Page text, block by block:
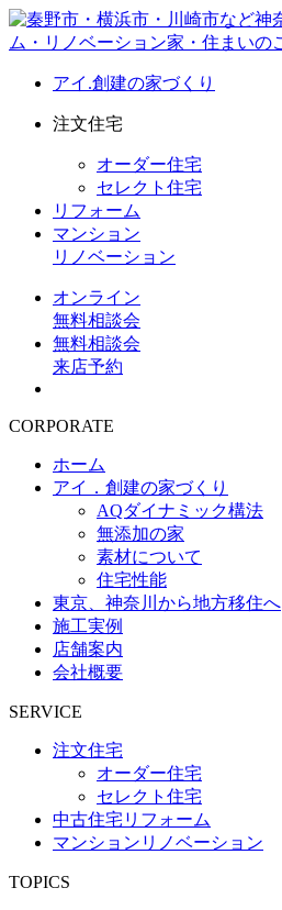
アイ.創建の家づくり
注文住宅
オーダー住宅
セレクト住宅
リフォーム
マンション
リノベーション
オンライン
無料相談会
無料相談会
来店予約
CORPORATE
ホーム
アイ．創建の家づくり
AQダイナミック構法
無添加の家
素材について
住宅性能
東京、神奈川から地方移住へ
施工実例
店舗案内
会社概要
SERVICE
注文住宅
オーダー住宅
セレクト住宅
中古住宅リフォーム
マンションリノベーション
TOPICS